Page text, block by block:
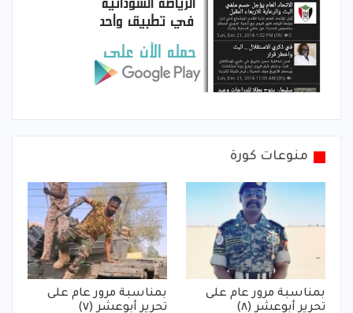
منوعات كورة
بمناسبة مرور عام على
تحرير أبوعشر (٨)
بمناسبة مرور عام على
تحرير أبوعشر (٧)